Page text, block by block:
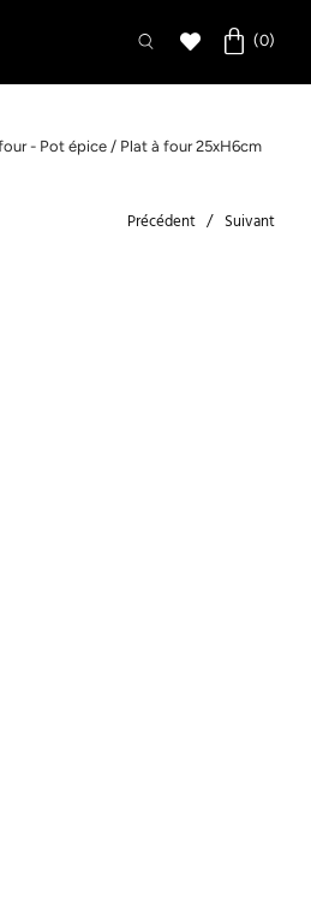
- Pot épice / Plat à four 25xH6cm
Précédent Suivant